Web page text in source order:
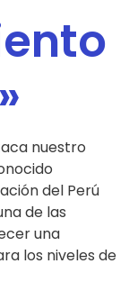
nuestro
del Perú
de las
una
los niveles de